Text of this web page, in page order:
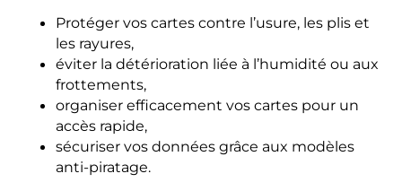
Protéger vos cartes contre l’usure, les plis et
les rayures,
éviter la détérioration liée à l’humidité ou aux
frottements,
organiser efficacement vos cartes pour un
accès rapide,
sécuriser vos données grâce aux modèles
anti-piratage.